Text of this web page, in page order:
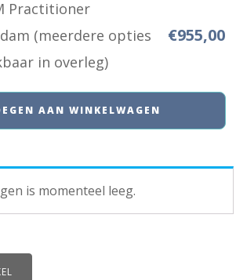
Practitioner
(meerdere opties
in overleg)
€955,00
AAN WINKELWAGEN
is momenteel leeg.